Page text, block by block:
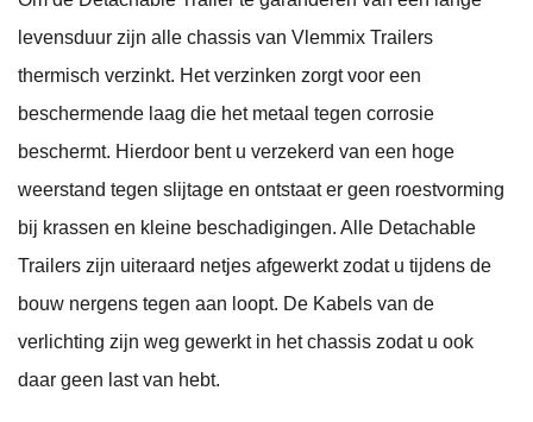
levensduur zijn alle chassis van Vlemmix Trailers
thermisch verzinkt. Het verzinken zorgt voor een
beschermende laag die het metaal tegen corrosie
beschermt. Hierdoor bent u verzekerd van een hoge
weerstand tegen slijtage en ontstaat er geen roestvorming
bij krassen en kleine beschadigingen. Alle Detachable
Trailers zijn uiteraard netjes afgewerkt zodat u tijdens de
bouw nergens tegen aan loopt. De Kabels van de
verlichting zijn weg gewerkt in het chassis zodat u ook
daar geen last van hebt.